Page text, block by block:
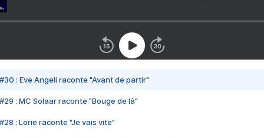
#30 : Eve Angeli raconte "Avant de partir"
#29 : MC Solaar raconte "Bouge de là"
#28 : Lorie raconte "Je vais vite"